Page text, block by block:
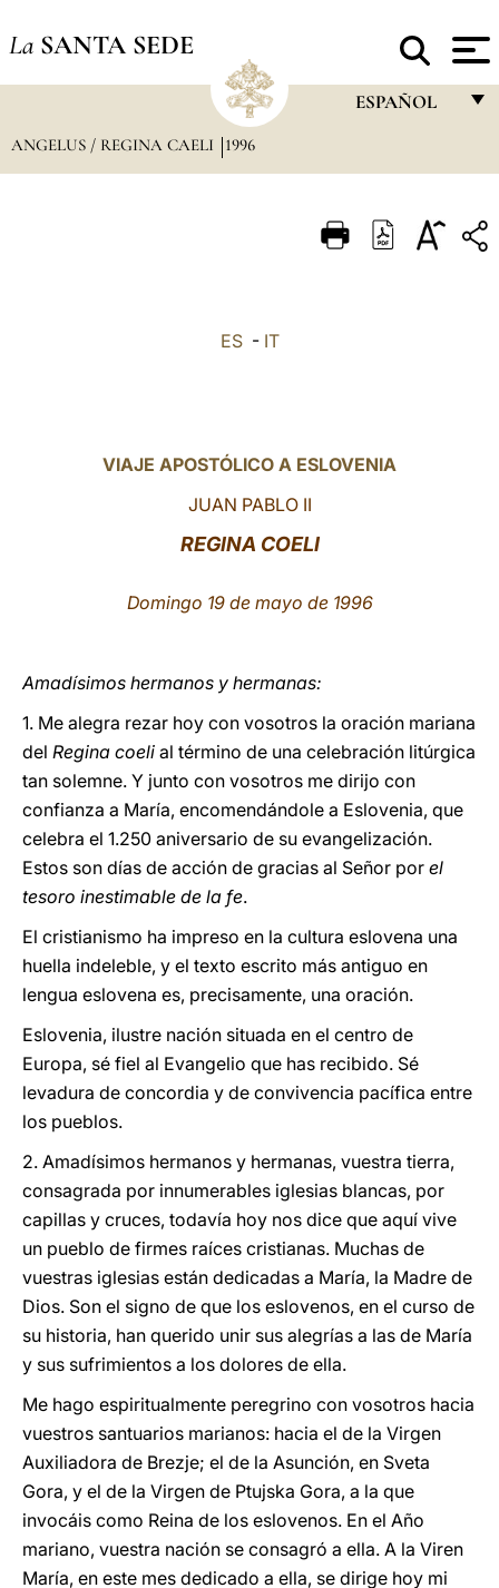
La SANTA SEDE
ESPAÑOL
ITALIANO
ANGELUS / REGINA CAELI 1996
ES- IT
VIAJE APOSTÓLICO A ESLOVENIA
JUAN PABLO II
REGINA COELI
Domingo 19 de mayo de 1996
Amadísimos hermanos y hermanas:
1. Me alegra rezar hoy con vosotros la oración mariana
del Regina coeli al término de una celebración litúrgica
tan solemne. Y junto con vosotros me dirijo con
confianza a María, encomendándole a Eslovenia, que
celebra el 1.250 aniversario de su evangelización.
Estos son días de acción de gracias al Señor por el
tesoro inestimable de la fe.
El cristianismo ha impreso en la cultura eslovena una
huella indeleble, y el texto escrito más antiguo en
lengua eslovena es, precisamente, una oración.
Eslovenia, ilustre nación situada en el centro de
Europa, sé fiel al Evangelio que has recibido. Sé
levadura de concordia y de convivencia pacífica entre
los pueblos.
2. Amadísimos hermanos y hermanas, vuestra tierra,
consagrada por innumerables iglesias blancas, por
capillas y cruces, todavía hoy nos dice que aquí vive
un pueblo de firmes raíces cristianas. Muchas de
vuestras iglesias están dedicadas a María, la Madre de
Dios. Son el signo de que los eslovenos, en el curso de
su historia, han querido unir sus alegrías a las de María
y sus sufrimientos a los dolores de ella.
Me hago espiritualmente peregrino con vosotros hacia
vuestros santuarios marianos: hacia el de la Virgen
Auxiliadora de Brezje; el de la Asunción, en Sveta
Gora, y el de la Virgen de Ptujska Gora, a la que
invocáis como Reina de los eslovenos. En el Año
mariano, vuestra nación se consagró a ella. A la Viren
María, en este mes dedicado a ella, se dirige hoy mi